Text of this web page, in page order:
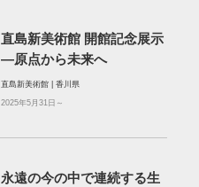
直島新美術館 開館記念展⽰
―原点から未来へ
直島新美術館 | 香川県
2025年5月31日～
永遠の今の中で連続する生